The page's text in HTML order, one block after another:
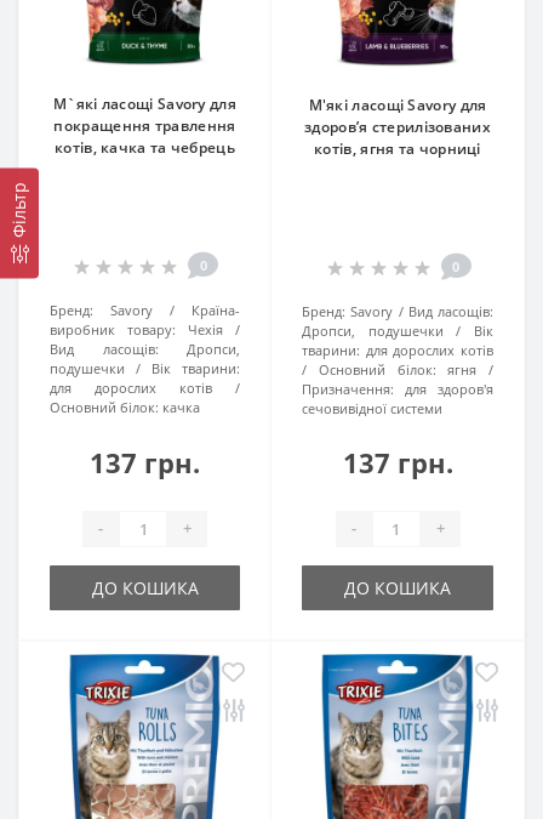
Фільтр
М`які ласощі Savory для
покращення травлення
котів, качка та чебрець
0
Бренд: Savory
Країна-
виробник товару:
Чехія
Вид ласощів:
Дропси,
подушечки
Вік тварини:
для дорослих котів
Основний білок: качка
137 грн.
- +
ДО КОШИКА
М'які ласощі Savory для
здоров’я стерилізованих
котів, ягня та чорниці
0
Бренд: Savory
Вид ласощів:
Дропси, подушечки
Вік
тварини: для дорослих котів
Основний білок:
ягня
Призначення:
для здоров'я
сечовивідної системи
137 грн.
- +
ДО КОШИКА